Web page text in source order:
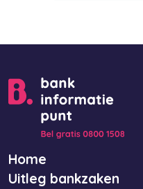
Home
Uitleg bankzaken